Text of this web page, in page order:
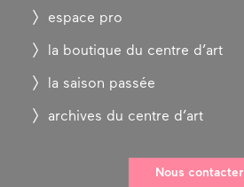
espace pro
la boutique du centre d’art
la saison passée
archives du centre d’art
Nous contacter